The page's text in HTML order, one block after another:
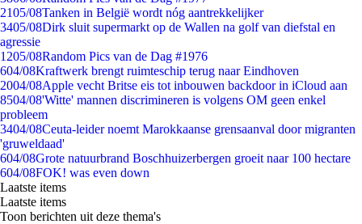
2105/08Tanken in België wordt nóg aantrekkelijker
3405/08Dirk sluit supermarkt op de Wallen na golf van diefstal en
agressie
1205/08Random Pics van de Dag #1976
604/08Kraftwerk brengt ruimteschip terug naar Eindhoven
2004/08Apple vecht Britse eis tot inbouwen backdoor in iCloud aan
8504/08'Witte' mannen discrimineren is volgens OM geen enkel
probleem
3404/08Ceuta-leider noemt Marokkaanse grensaanval door migranten
'gruweldaad'
604/08Grote natuurbrand Boschhuizerbergen groeit naar 100 hectare
604/08FOK! was even down
Laatste items
Laatste items
Toon berichten uit deze thema's